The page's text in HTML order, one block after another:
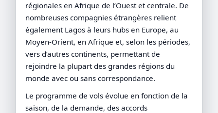
régionales en Afrique de l’Ouest et centrale. De
nombreuses compagnies étrangères relient
également Lagos à leurs hubs en Europe, au
Moyen-Orient, en Afrique et, selon les périodes,
vers d’autres continents, permettant de
rejoindre la plupart des grandes régions du
monde avec ou sans correspondance.
Le programme de vols évolue en fonction de la
saison, de la demande, des accords